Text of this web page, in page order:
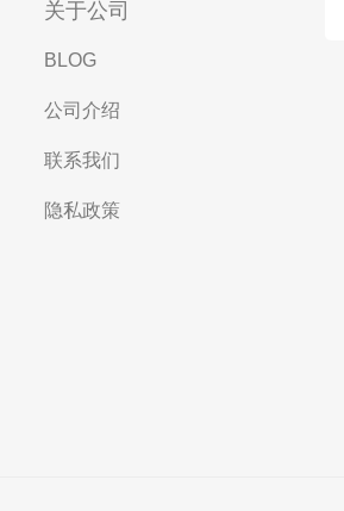
关于公司
BLOG
公司介绍
联系我们
隐私政策